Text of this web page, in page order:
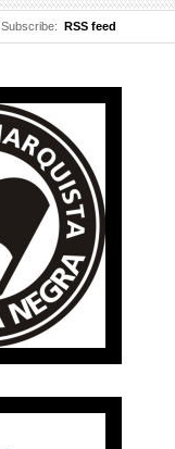
Subscribe: RSS feed